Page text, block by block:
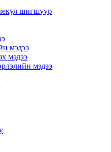
шигшүүр
мэдээ
мэдээ
мэдээ